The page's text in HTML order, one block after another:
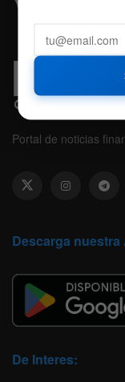
Portal de noticias
Descarga nuestra
De Interes: